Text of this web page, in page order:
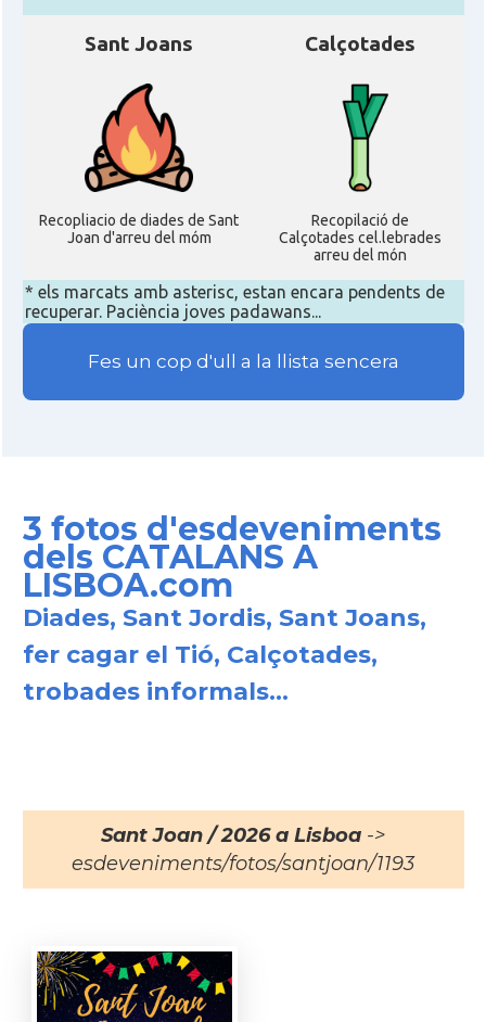
Sant Joans
Recopliacio de diades de Sant
Joan d'arreu del móm
Calçotades
Recopilació de
Calçotades cel.lebrades
arreu del món
* els marcats amb asterisc, estan encara pendents de
recuperar. Paciència joves padawans...
Fes un cop d'ull a la llista sencera
3 fotos d'esdeveniments
dels CATALANS A
LISBOA.com
Diades, Sant Jordis, Sant Joans,
fer cagar el Tió, Calçotades,
trobades informals...
Sant Joan / 2026 a Lisboa ->
esdeveniments/fotos/santjoan/1193